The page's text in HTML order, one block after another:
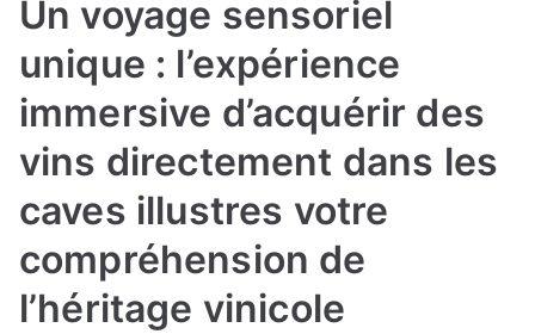
à
traditionnelles
votre
compréhension
Un voyage sensoriel
unique : l’expérience
immersive d’acquérir des
vins directement dans les
caves illustres votre
compréhension de
l’héritage vinicole